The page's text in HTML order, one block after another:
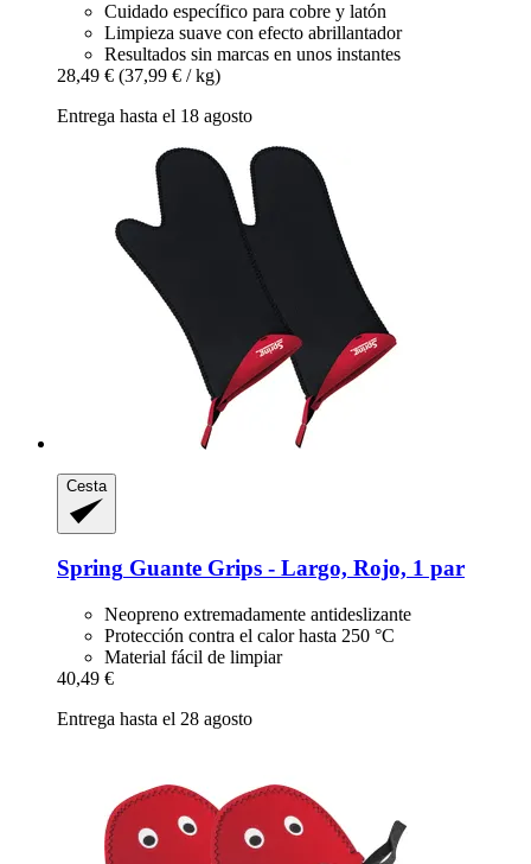
Cuidado específico para cobre y latón
Limpieza suave con efecto abrillantador
Resultados sin marcas en unos instantes
28,49 € (37,99 € / kg)
Entrega hasta el 18 agosto
Cesta
Spring Guante Grips -​ Largo, Rojo, 1 par
Neopreno extremadamente antideslizante
Protección contra el calor hasta 250 °C
Material fácil de limpiar
40,49 €
Entrega hasta el 28 agosto